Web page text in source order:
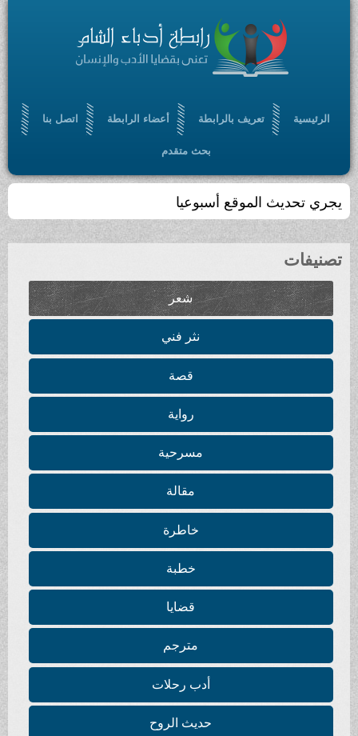
الرئيسية تعريف بالرابطة أعضاء الرابطة اتصل بنا
بحث متقدم
يجري تحديث الموقع أسبوعيا
تصنيفات
شعر
نثر فني
قصة
رواية
مسرحية
مقالة
خاطرة
خطبة
قضايا
مترجم
أدب رحلات
حديث الروح